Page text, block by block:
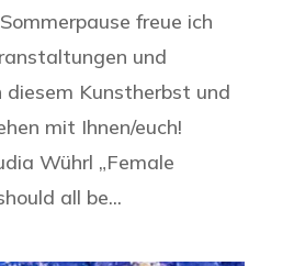
freue ich
und
diesem Kunstherbst und
mit Ihnen/euch!
Wührl „Female
all be...